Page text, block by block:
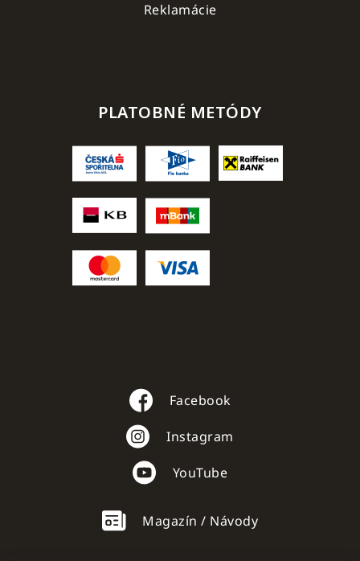
Reklamácie
PLATOBNÉ METÓDY
Facebook
Instagram
YouTube
Magazín / Návody